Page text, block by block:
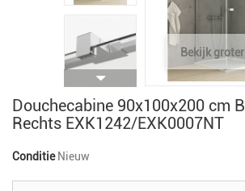
Bekijk groter
Douchecabine 90x100x200 cm
Rechts EXK1242/EXK0007NT
Conditie Nieuw